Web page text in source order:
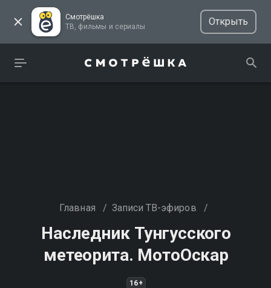
Смотрёшка
ТВ, фильмы и сериалы
Открыть
Главная / Записи ТВ-эфиров /
Наследник Тунгусского
метеорита. МотоОскар
16+